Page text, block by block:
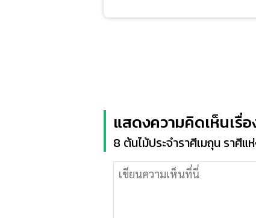
แสดงความคิดเห็นเรื่อ
8 ต้นไม้ประจำราศีเมถุน ราศี